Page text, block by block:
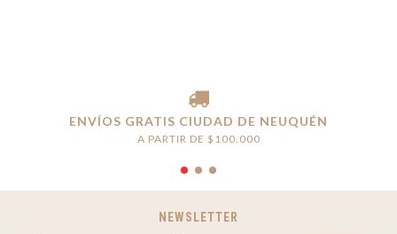
ENVÍOS GRATIS CIUDAD DE NEUQUÉN
A PARTIR DE $100.000
NEWSLETTER